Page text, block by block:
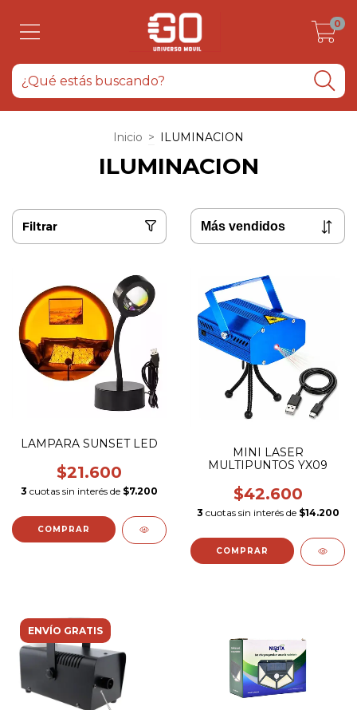
0
Inicio > ILUMINACION
ILUMINACION
Filtrar
LAMPARA SUNSET LED
$21.600
3 cuotas sin interés de $7.200
MINI LASER
MULTIPUNTOS YX09
$42.600
3 cuotas sin interés de $14.200
ENVÍO GRATIS